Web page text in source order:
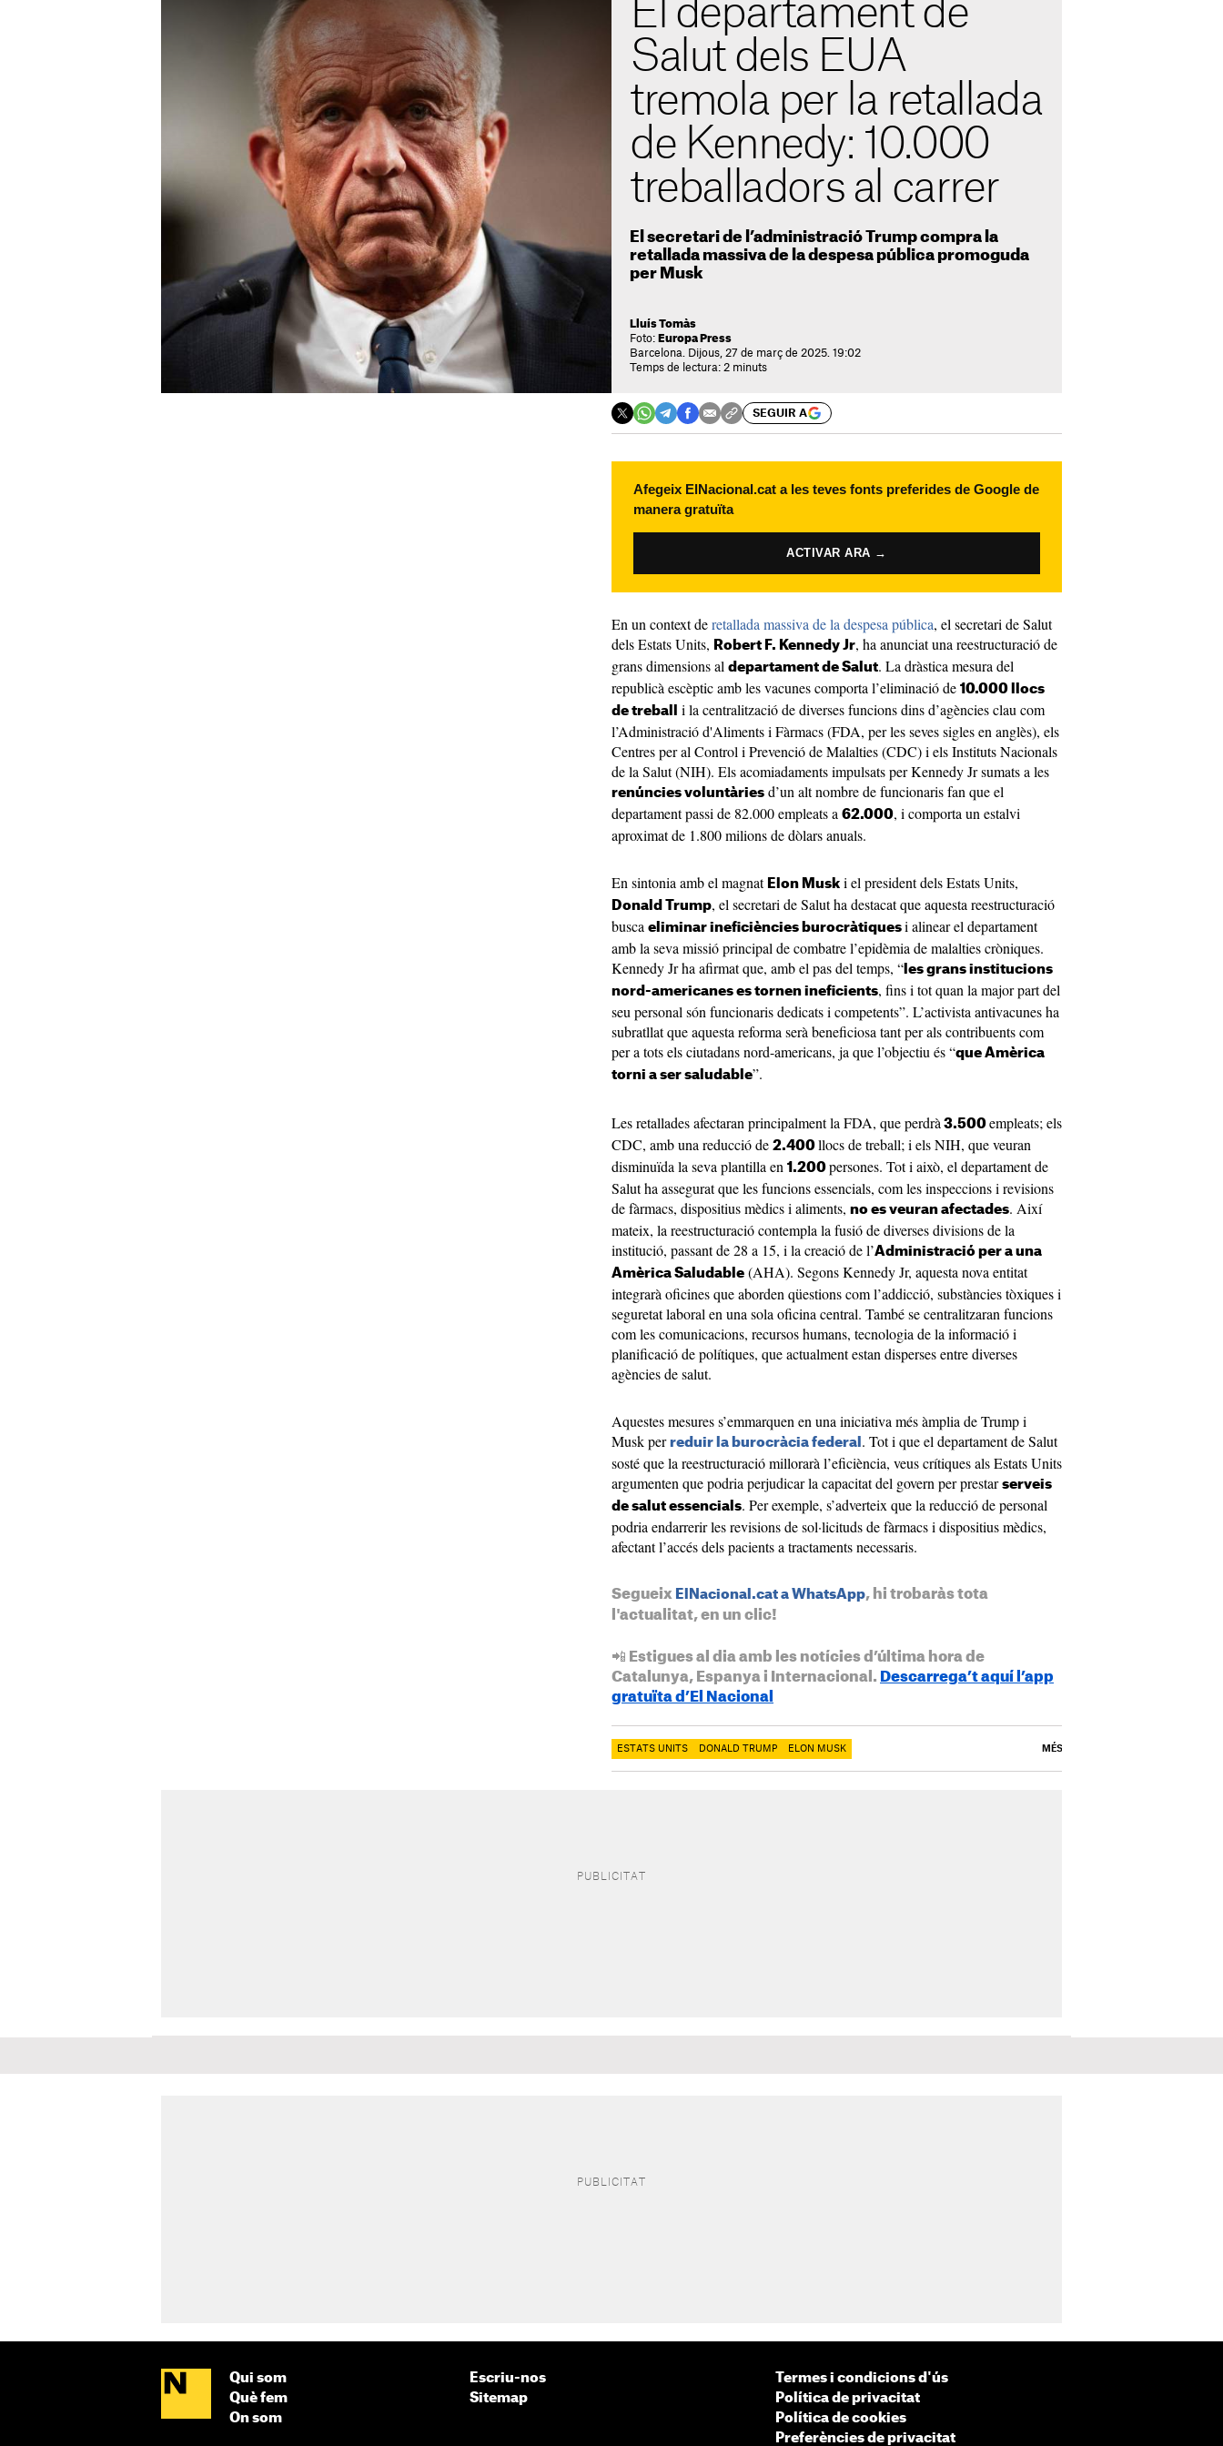
El departament de
Salut dels EUA
tremola per la retallada
de Kennedy: 10.000
treballadors al carrer
El secretari de l’administració Trump compra la
retallada massiva de la despesa pública promoguda
per Musk
Lluís Tomàs
Foto: Europa Press
Barcelona. Dijous, 27 de març de 2025. 19:02
Temps de lectura: 2 minuts
SEGUIR A
Afegeix ElNacional.cat a les teves fonts preferides de Google de
manera gratuïta
ACTIVAR ARA →
En un context deretallada massiva de la despesa pública, el secretari de Salut
dels Estats Units, Robert F. Kennedy Jr, ha anunciat una reestructuració de
grans dimensions al departament de Salut. La dràstica mesura del
republicà escèptic amb les vacunes comporta l’eliminació de 10.000 llocs
de treball
i la centralització de diverses funcions dins d’agències clau com
l’Administració d'Aliments i Fàrmacs (FDA, per les seves sigles en anglès), els
Centres per al Control i Prevenció de Malalties (CDC) i els Instituts Nacionals
de la Salut (NIH). Els acomiadaments impulsats per Kennedy Jr sumats a les
renúncies voluntàries d’un alt nombre de funcionaris fan que el
departament passi de 82.000 empleats a 62.000, i comporta un estalvi
aproximat de 1.800 milions de dòlars anuals.
En sintonia amb el magnat Elon Musk i el president dels Estats Units,
Donald Trump, el secretari de Salut ha destacat que aquesta reestructuració
busca eliminar ineficiències burocràtiques i alinear el departament
amb la seva missió principal de combatre l’epidèmia de malalties cròniques.
Kennedy Jr ha afirmat que, amb el pas del temps, “ les grans institucions
nord-americanes es tornen ineficients, fins i tot quan la major part del
seu personal són funcionaris dedicats i competents”. L’activista antivacunes ha
subratllat que aquesta reforma serà beneficiosa tant per als contribuents com
per a tots els ciutadans nord-americans, ja que l’objectiu és “que Amèrica
torni a ser saludable”.
Les retallades afectaran principalment la FDA, que perdrà 3.500 empleats; els
CDC, amb una reducció de 2.400 llocs de treball; i els NIH, que veuran
disminuïda la seva plantilla en 1.200 persones. Tot i això, el departament de
Salut ha assegurat que les funcions essencials, com les inspeccions i revisions
de fàrmacs, dispositius mèdics i aliments, no es veuran afectades. Així
mateix, la reestructuració contempla la fusió de diverses divisions de la
institució, passant de 28 a 15, i la creació de l’Administració per a una
Amèrica Saludable (AHA). Segons Kennedy Jr, aquesta nova entitat
integrarà oficines que aborden qüestions com l’addicció, substàncies tòxiques i
seguretat laboral en una sola oficina central. També se centralitzaran funcions
com les comunicacions, recursos humans, tecnologia de la informació i
planificació de polítiques, que actualment estan disperses entre diverses
agències de salut.
Aquestes mesures s’emmarquen en una iniciativa més àmplia de Trump i
Musk per reduir la burocràcia federal . Tot i que el departament de Salut
sosté que la reestructuració millorarà l’eficiència, veus crítiques als Estats Units
argumenten que podria perjudicar la capacitat del govern per prestar serveis
de salut essencials. Per exemple, s’adverteix que la reducció de personal
podria endarrerir les revisions de sol·licituds de fàrmacs i dispositius mèdics,
afectant l’accés dels pacients a tractaments necessaris.
Segueix ElNacional.cat a WhatsApp, hi trobaràs tota
l'actualitat, en un clic!
📲 Estigues al dia amb les notícies d’última hora de
Catalunya, Espanya i Internacional. Descarrega’t aquí l’app
gratuïta d’El Nacional
ESTATS UNITS DONALD TRUMP ELON MUSK MÉS
Qui som
Què fem
On som
Escriu-nos
Sitemap
Termes i condicions d'ús
Política de privacitat
Política de cookies
Preferències de privacitat